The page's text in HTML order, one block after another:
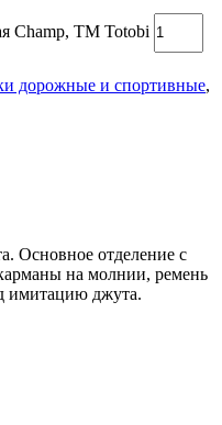
Champ, TM Totobi
дорожные и спортивные,
Основное отделение с
на молнии, ремень
имитацию джута.